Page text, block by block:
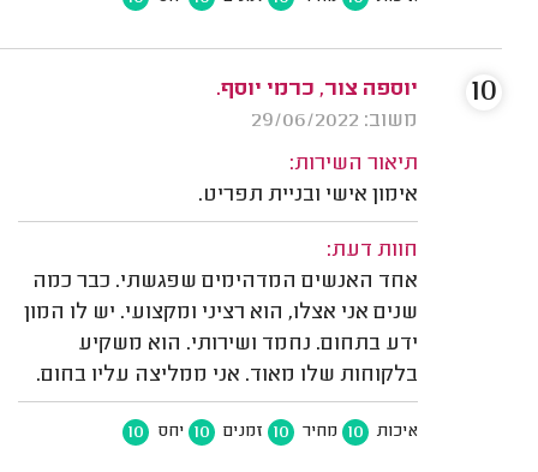
יוספה צור, כרמי יוסף.
משוב: 29/06/2022
תיאור השירות:
אימון אישי ובניית תפריט.
חוות דעת:
אחד האנשים המדהימים שפגשתי. כבר כמה
שנים אני אצלו, הוא רציני ומקצועי. יש לו המון
ידע בתחום. נחמד ושירותי. הוא משקיע
בלקוחות שלו מאוד. אני ממליצה עליו בחום.
איכות 10 מחיר 10 זמנים 10 יחס 10
10